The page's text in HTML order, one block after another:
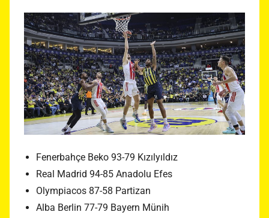
Fenerbahçe Beko 93-79 Kızılyıldız
Real Madrid 94-85 Anadolu Efes
Olympiacos 87-58 Partizan
Alba Berlin 77-79 Bayern Münih